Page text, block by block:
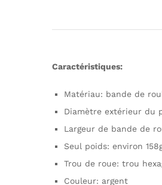
Caractéristiques:
Matériau: bande de
Diamètre extérieur du
Largeur de bande de
Seul poids: environ
Trou de roue: trou
Couleur: argent